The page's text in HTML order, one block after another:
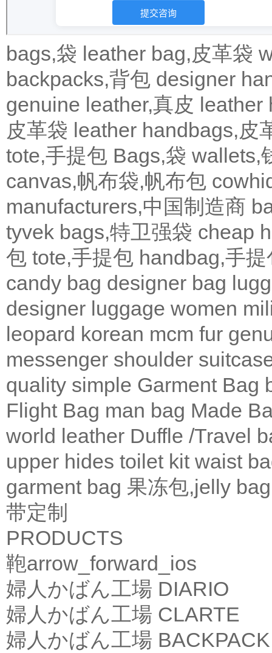
bags,袋 leather bag,皮革袋
backpacks,背包 designer
genuine leather,真皮 leather
皮革袋 leather handbags,皮
tote,手提包 Bags,袋 wallets,
canvas,帆布袋,帆布包
manufacturers,中国制造商
tyvek bags,特卫强袋 cheap
包 tote,手提包 handbag,手提
candy bag designer bag
designer luggage women
leopard korean mcm fur
messenger shoulder
quality simple Garment Bag
Flight Bag man bag Made
world leather Duffle /Travel
upper hides toilet kit waist
garment bag 果冻包,jelly bag
带定制
PRODUCTS
鞄arrow_forward_ios
婦人かばん工場 DIARIO
婦人かばん工場 CLARTE
婦人かばん工場 BACKPACK